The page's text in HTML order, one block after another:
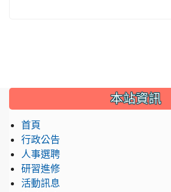
::: 本站資訊
首頁
行政公告
人事選聘
研習進修
活動訊息